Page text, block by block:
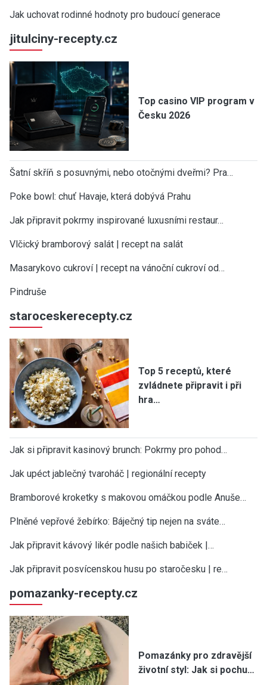
Jak uchovat rodinné hodnoty pro budoucí generace
jitulciny-recepty.cz
Top casino VIP program v
Česku 2026
Šatní skříň s posuvnými, nebo otočnými dveřmi? Pra…
Poke bowl: chuť Havaje, která dobývá Prahu
Jak připravit pokrmy inspirované luxusními restaur…
Vlčický bramborový salát | recept na salát
Masarykovo cukroví | recept na vánoční cukroví od…
Pindruše
staroceskerecepty.cz
Top 5 receptů, které
zvládnete připravit i při
hra…
Jak si připravit kasinový brunch: Pokrmy pro pohod…
Jak upéct jablečný tvaroháč | regionální recepty
Bramborové kroketky s makovou omáčkou podle Anuše…
Plněné vepřové žebírko: Báječný tip nejen na sváte…
Jak připravit kávový likér podle našich babiček |…
Jak připravit posvícenskou husu po staročesku | re…
pomazanky-recepty.cz
Pomazánky pro zdravější
životní styl: Jak si pochu…